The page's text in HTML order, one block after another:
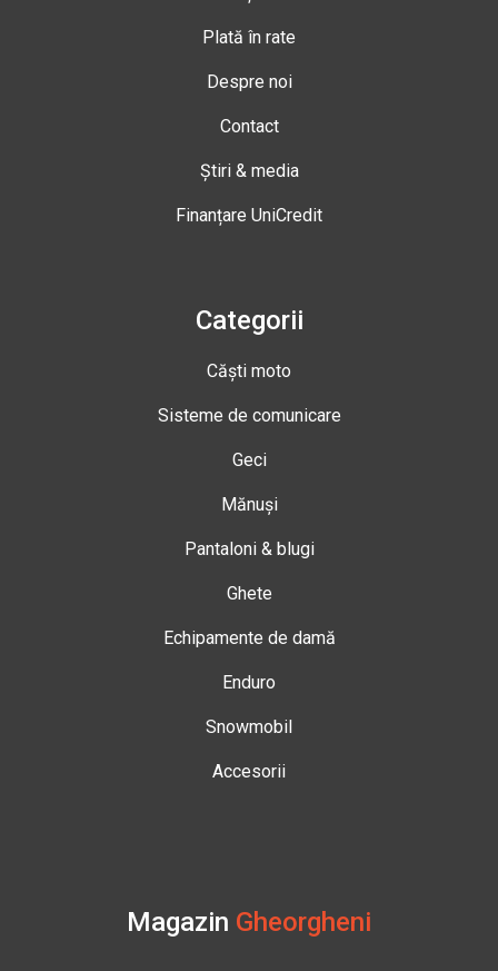
Plată în rate
Despre noi
Contact
Știri & media
Finanțare UniCredit
Categorii
Căști moto
Sisteme de comunicare
Geci
Mănuși
Pantaloni & blugi
Ghete
Echipamente de damă
Enduro
Snowmobil
Accesorii
Magazin Gheorgheni